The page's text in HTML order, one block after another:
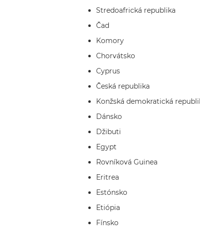
Stredoafrická republika
Čad
Komory
Chorvátsko
Cyprus
Česká republika
Konžská demokratická
Dánsko
Džibuti
Egypt
Rovníková Guinea
Eritrea
Estónsko
Etiópia
Fínsko